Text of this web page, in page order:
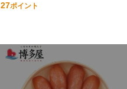
27ポイント